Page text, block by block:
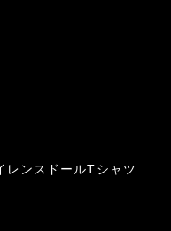
レンスドールTシャツ